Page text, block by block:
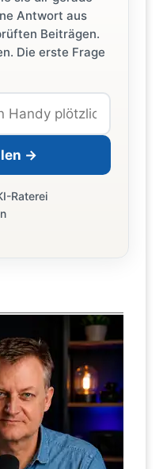
Antwort aus
Beiträgen.
Die erste Frage
→
Raterei